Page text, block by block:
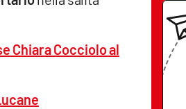
Chiara Cocciolo al